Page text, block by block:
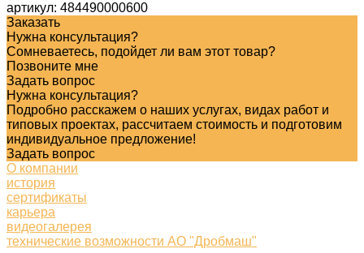
артикул: 484490000600
Заказать
Нужна консультация?
Сомневаетесь, подойдет ли вам этот товар?
Позвоните мне
Задать вопрос
Нужна консультация?
Подробно расскажем о наших услугах, видах работ и
типовых проектах, рассчитаем стоимость и подготовим
индивидуальное предложение!
Задать вопрос
О компании
история
сертификаты
карьера
видеогалерея
технические возможности АО "Дробмаш"